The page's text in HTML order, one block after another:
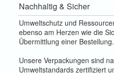
Nachhaltig & Sicher
Umweltschutz und
ebenso am Herzen wie die
Übermittlung einer Bestellung.
Unsere Verpackungen sind
Umweltstandards zertifiziert